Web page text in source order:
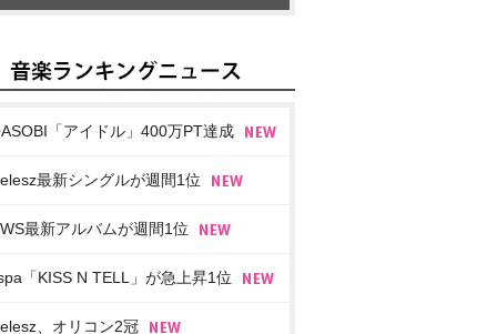
「アイドル」400万PT達成
最新シングルが週間1位
最新アルバムが週間1位
「KISS N TELL」が急上昇1位
、オリコン2冠